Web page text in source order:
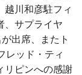
越川和彦駐フィ
、サプライヤ
出席、またト
レッド・ティ
リピンへの感謝